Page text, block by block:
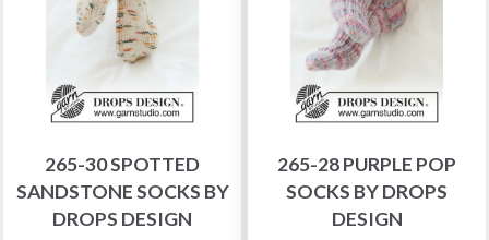
265-30 SPOTTED
SANDSTONE SOCKS BY
DROPS DESIGN
265-28 PURPLE POP
SOCKS BY DROPS
DESIGN